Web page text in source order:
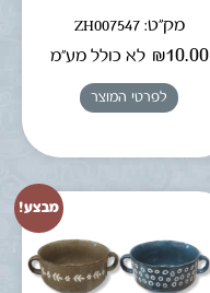
מק"ט: ZH007547
₪10.00 לא כולל מע"מ
לפרטי המוצר
מבצע!